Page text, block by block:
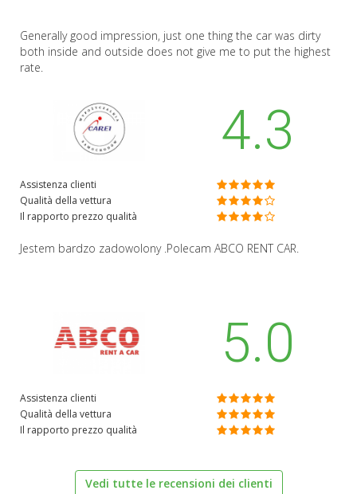
Generally good impression, just one thing the car was dirty
both inside and outside does not give me to put the highest
rate.
4.3
Assistenza clienti
Qualità della vettura
Il rapporto prezzo qualità
Jestem bardzo zadowolony .Polecam ABCO RENT CAR.
5.0
Assistenza clienti
Qualità della vettura
Il rapporto prezzo qualità
Vedi tutte le recensioni dei clienti